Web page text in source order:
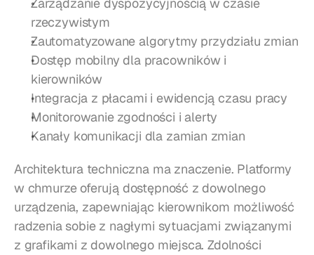
rzeczywistym
Zautomatyzowane algorytmy przydziału zmian
Dostęp mobilny dla pracowników i
kierowników
Integracja z płacami i ewidencją czasu pracy
Monitorowanie zgodności i alerty
Kanały komunikacji dla zamian zmian
Architektura techniczna ma znaczenie. Platformy
w chmurze oferują dostępność z dowolnego
urządzenia, zapewniając kierownikom możliwość
radzenia sobie z nagłymi sytuacjami związanymi
z grafikami z dowolnego miejsca. Zdolności